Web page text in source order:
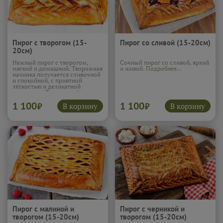
Пирог с творогом (15-
20см)
Нежный пирог с творогом,
мягкий и домашний. Творожная
начинка получается сливочной
и спокойной, с приятной
лёгкостью и деликатной
сладостью. Тесто подчёркивает
вкус и делает текстуру
особенно мягкой и уютной.
Такой пирог напоминает о
неспешного чаепития.
Подробнее...
1 100₽ В корзину
Пирог со сливой (15-20см)
Сочный пирог со сливой, яркий
и живой. Подробнее...
1 100₽ В корзину
Пирог с малиной и
творогом (15-20см)
Пирог с черникой и
творогом (15-20см)